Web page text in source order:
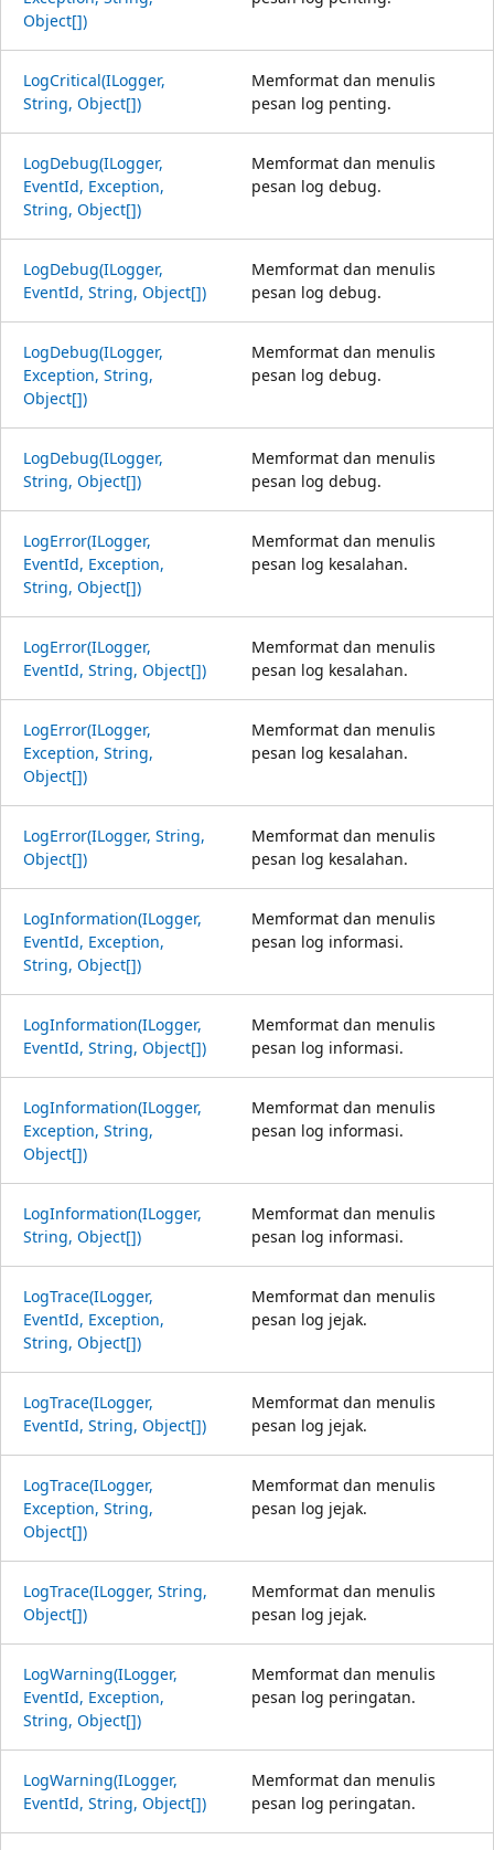
Object[])
LogCritical(ILogger,
String, Object[])
Memformat dan menulis
pesan log penting.
LogDebug(ILogger,
EventId, Exception,
String, Object[])
Memformat dan menulis
pesan log debug.
LogDebug(ILogger,
EventId, String, Object[])
Memformat dan menulis
pesan log debug.
LogDebug(ILogger,
Exception, String,
Object[])
Memformat dan menulis
pesan log debug.
LogDebug(ILogger,
String, Object[])
Memformat dan menulis
pesan log debug.
LogError(ILogger,
EventId, Exception,
String, Object[])
Memformat dan menulis
pesan log kesalahan.
LogError(ILogger,
EventId, String, Object[])
Memformat dan menulis
pesan log kesalahan.
LogError(ILogger,
Exception, String,
Object[])
Memformat dan menulis
pesan log kesalahan.
LogError(ILogger, String,
Object[])
Memformat dan menulis
pesan log kesalahan.
LogInformation(ILogger,
EventId, Exception,
String, Object[])
Memformat dan menulis
pesan log informasi.
LogInformation(ILogger,
EventId, String, Object[])
Memformat dan menulis
pesan log informasi.
LogInformation(ILogger,
Exception, String,
Object[])
Memformat dan menulis
pesan log informasi.
LogInformation(ILogger,
String, Object[])
Memformat dan menulis
pesan log informasi.
LogTrace(ILogger,
EventId, Exception,
String, Object[])
Memformat dan menulis
pesan log jejak.
LogTrace(ILogger,
EventId, String, Object[])
Memformat dan menulis
pesan log jejak.
LogTrace(ILogger,
Exception, String,
Object[])
Memformat dan menulis
pesan log jejak.
LogTrace(ILogger, String,
Object[])
Memformat dan menulis
pesan log jejak.
LogWarning(ILogger,
EventId, Exception,
String, Object[])
Memformat dan menulis
pesan log peringatan.
LogWarning(ILogger,
EventId, String, Object[])
Memformat dan menulis
pesan log peringatan.